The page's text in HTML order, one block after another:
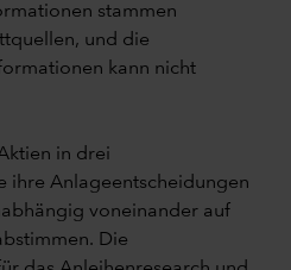
stammen
und die
kann nicht
in drei
ihre Anlageentscheidungen
voneinander auf
Die